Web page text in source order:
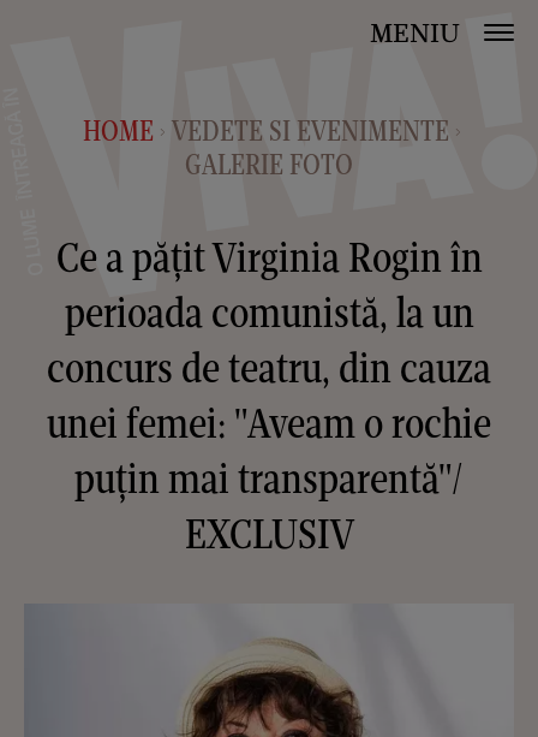
MENIU
HOME > VEDETE SI EVENIMENTE >
GALERIE FOTO
Ce a pățit Virginia Rogin în
perioada comunistă, la un
concurs de teatru, din cauza
unei femei: "Aveam o rochie
puțin mai transparentă"/
EXCLUSIV